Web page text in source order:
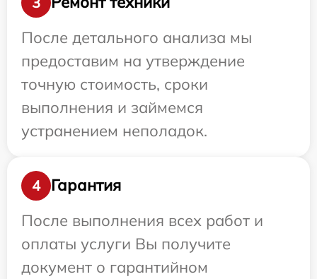
После детального анализа мы
предоставим на утверждение
точную стоимость, сроки
выполнения и займемся
устранением неполадок.
4
Гарантия
После выполнения всех работ и
оплаты услуги Вы получите
документ о гарантийном